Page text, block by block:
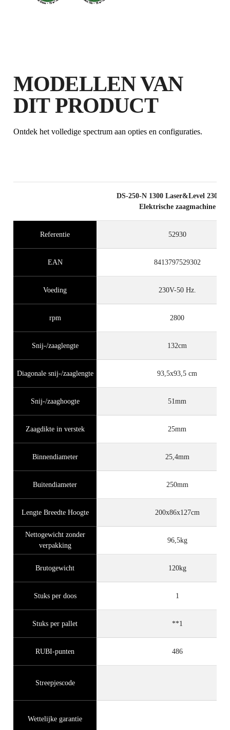
MODELLEN VAN
DIT PRODUCT
Ontdek het volledige spectrum aan opties en configuraties.
DS-250-N 1300 Laser&Level 230v-
Elektrische zaagmachine
Referentie 52930
EAN 8413797529302
Voeding 230V-50 Hz.
rpm 2800
Snij-/zaaglengte 132cm
Diagonale snij-/zaaglengte 93,5x93,5 cm
Snij-/zaaghoogte 51mm
Zaagdikte in verstek 25mm
Binnendiameter 25,4mm
Buitendiameter 250mm
Lengte Breedte Hoogte 200x86x127cm
Nettogewicht zonder
verpakking
96,5kg
Brutogewicht 120kg
Stuks per doos 1
Stuks per pallet **1
RUBI-punten 486
Streepjescode
Wettelijke garantie